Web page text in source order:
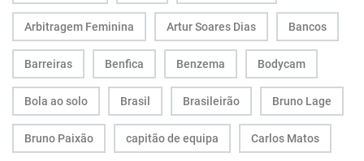
Arbitragem Feminina Artur Soares Dias Bancos
Barreiras Benfica Benzema Bodycam
Bola ao solo Brasil Brasileirão Bruno Lage
Bruno Paixão capitão de equipa Carlos Matos